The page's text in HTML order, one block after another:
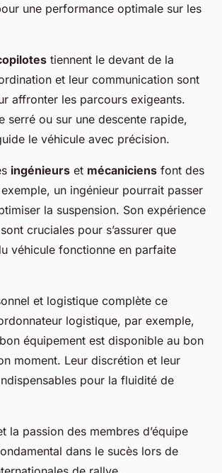
une performance optimale sur les
tiennent le devant de la
et leur communication sont
affronter les parcours exigeants.
serré ou sur une descente rapide,
le véhicule avec précision.
ingénieurs et mécaniciens font des
un ingénieur pourrait passer
la suspension. Son expérience
cruciales pour s’assurer que
véhicule fonctionne en parfaite
et logistique complète ce
logistique, par exemple,
équipement est disponible au bon
moment. Leur discrétion et leur
pour la fluidité de
la passion des membres d’équipe
dans le sucès lors de